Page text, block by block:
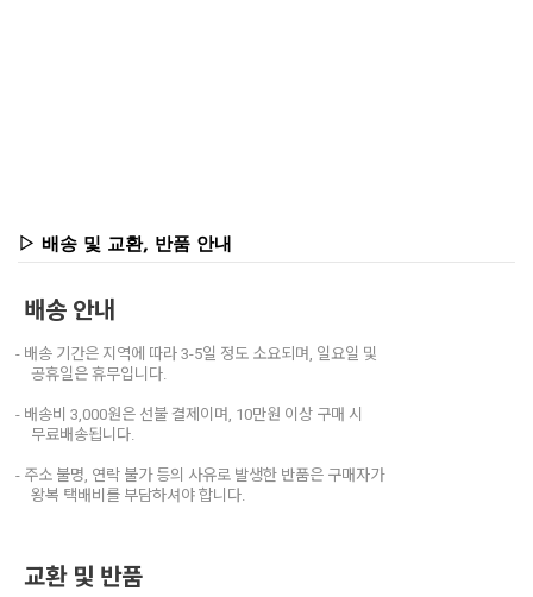
▷ 배송 및 교환, 반품 안내
배송 안내
- 배송 기간은 지역에 따라 3-5일 정도 소요되며, 일요일 및
공휴일은 휴무입니다.
- 배송비 3,000원은 선불 결제이며, 10만원 이상 구매 시
무료배송됩니다.
- 주소 불명, 연락 불가 등의 사유로 발생한 반품은 구매자가
왕복 택배비를 부담하셔야 합니다.
교환 및 반품